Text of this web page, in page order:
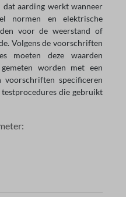
aarding werkt wanneer
normen en elektrische
voor de weerstand of
Volgens de voorschriften
moeten deze waarden
worden met een
voorschriften specificeren
die gebruikt